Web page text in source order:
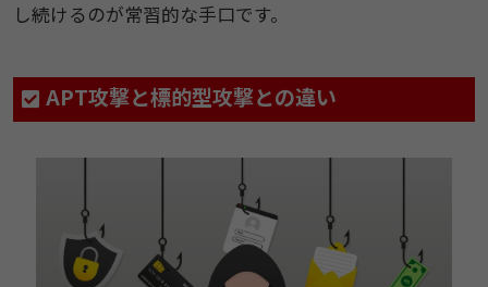
し続けるのが常習的な手口です。
APT攻撃と標的型攻撃との違い